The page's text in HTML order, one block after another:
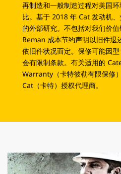
再制造和一般制造过程对美国
比。基于 2018 年 Cat 发动机
的外部研究。不包括对我们价
Reman 成本节约声明以旧件退
依旧件状况而定。保修可能因
会有限制条款。有关适用的
Warranty（卡特彼勒有限保修
Cat（卡特）授权代理商。